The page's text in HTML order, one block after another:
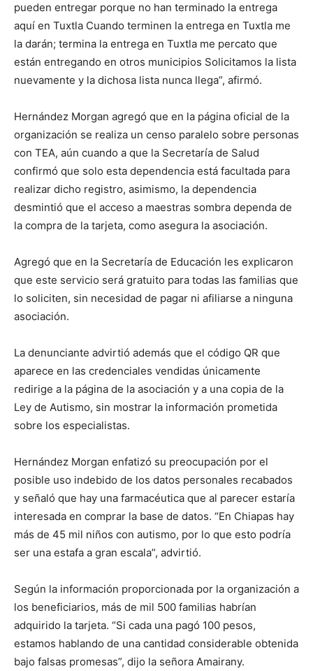
pueden entregar porque no han terminado la entrega
aquí en Tuxtla Cuando terminen la entrega en Tuxtla me
la darán; termina la entrega en Tuxtla me percato que
están entregando en otros municipios Solicitamos la lista
nuevamente y la dichosa lista nunca llega”, afirmó.
Hernández Morgan agregó que en la página oficial de la
organización se realiza un censo paralelo sobre personas
con TEA, aún cuando a que la Secretaría de Salud
confirmó que solo esta dependencia está facultada para
realizar dicho registro, asimismo, la dependencia
desmintió que el acceso a maestras sombra dependa de
la compra de la tarjeta, como asegura la asociación.
Agregó que en la Secretaría de Educación les explicaron
que este servicio será gratuito para todas las familias que
lo soliciten, sin necesidad de pagar ni afiliarse a ninguna
asociación.
La denunciante advirtió además que el código QR que
aparece en las credenciales vendidas únicamente
redirige a la página de la asociación y a una copia de la
Ley de Autismo, sin mostrar la información prometida
sobre los especialistas.
Hernández Morgan enfatizó su preocupación por el
posible uso indebido de los datos personales recabados
y señaló que hay una farmacéutica que al parecer estaría
interesada en comprar la base de datos. “En Chiapas hay
más de 45 mil niños con autismo, por lo que esto podría
ser una estafa a gran escala”, advirtió.
Según la información proporcionada por la organización a
los beneficiarios, más de mil 500 familias habrían
adquirido la tarjeta. “Si cada una pagó 100 pesos,
estamos hablando de una cantidad considerable obtenida
bajo falsas promesas”, dijo la señora Amairany.